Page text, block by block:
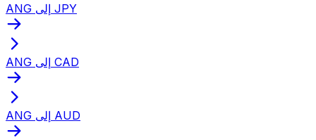
ANG إلى JPY
ANG إلى CAD
ANG إلى AUD